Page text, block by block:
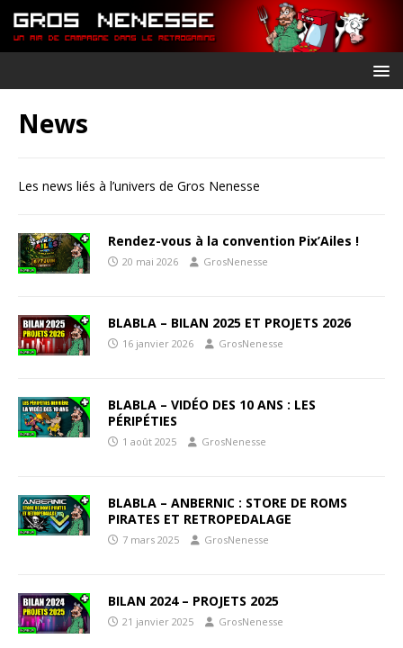
News
Les news liés à l’univers de Gros Nenesse
Rendez-vous à la convention Pix’Ailes !
20 mai 2026 GrosNenesse
BLABLA – BILAN 2025 ET PROJETS 2026
16 janvier 2026 GrosNenesse
BLABLA – VIDÉO DES 10 ANS : LES
PÉRIPÉTIES
1 août 2025 GrosNenesse
BLABLA – ANBERNIC : STORE DE ROMS
PIRATES ET RETROPEDALAGE
7 mars 2025 GrosNenesse
BILAN 2024 – PROJETS 2025
21 janvier 2025 GrosNenesse